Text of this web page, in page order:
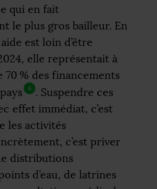
qui en fait
le plus gros bailleur. En
est loin d’être
elle représentait à
70 % des financements
4
. Suspendre ces
effet immédiat, c’est
les activités
c’est priver
distributions
d’eau, de latrines